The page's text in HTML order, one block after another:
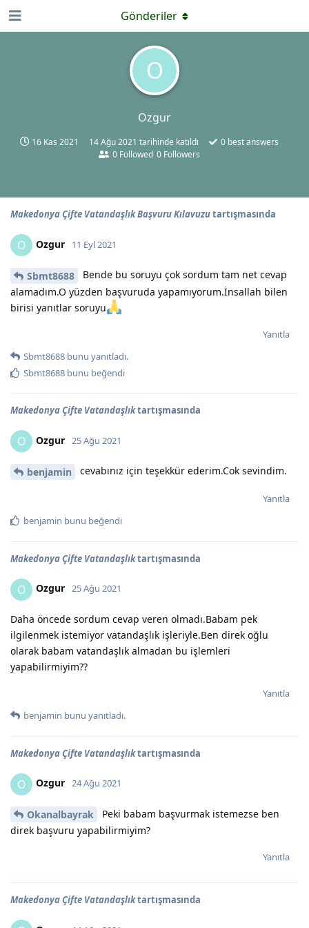
O
Ozgur
16 Kas 2021 14 Ağu 2021 tarihinde katıldı 0 best answers
0 Followed 0 Followers
Gönderiler
Makedonya Çifte Vatandaşlık Başvuru Kılavuzutartışmasında
O Ozgur 11 Eyl 2021
Sbmt8688
Bende bu soruyu çok sordum tam net cevap
alamadım.O yüzden başvuruda yapamıyorum.İnsallah bilen
birisi yanıtlar soruyu
Yanıtla
Sbmt8688 bunu yanıtladı.
Sbmt8688 bunu beğendi
Makedonya Çifte Vatandaşlıktartışmasında
O Ozgur 25 Ağu 2021
benjamin cevabınız için teşekkür ederim.Cok sevindim.
Yanıtla
benjamin bunu beğendi
Makedonya Çifte Vatandaşlıktartışmasında
O Ozgur 25 Ağu 2021
Daha öncede sordum cevap veren olmadı.Babam pek
ilgilenmek istemiyor vatandaşlık işleriyle.Ben direk oğlu
olarak babam vatandaşlık almadan bu işlemleri
yapabilirmiyim??
Yanıtla
benjamin bunu yanıtladı.
Makedonya Çifte Vatandaşlıktartışmasında
O Ozgur 24 Ağu 2021
Okanalbayrak
Peki babam başvurmak istemezse ben
direk başvuru yapabilirmiyim?
Yanıtla
Makedonya Çifte Vatandaşlıktartışmasında